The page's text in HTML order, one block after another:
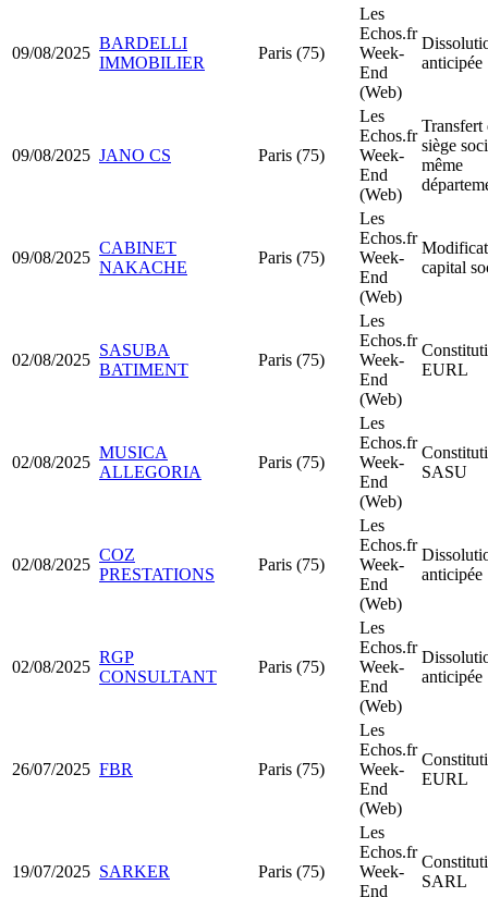
09/08/2025
BARDELLI
IMMOBILIER
Paris (75)
Les
Echos.fr
Week-
End
(Web)
anticipée
09/08/2025 JANO CS Paris (75)
Les
Echos.fr
Week-
End
(Web)
Transfert
siège
même
09/08/2025
CABINET
NAKACHE
Paris (75)
Les
Echos.fr
Week-
End
(Web)
capital
02/08/2025
SASUBA
BATIMENT
Paris (75)
Les
Echos.fr
Week-
End
(Web)
EURL
02/08/2025
MUSICA
ALLEGORIA
Paris (75)
Les
Echos.fr
Week-
End
(Web)
SASU
02/08/2025
COZ
PRESTATIONS
Paris (75)
Les
Echos.fr
Week-
End
(Web)
anticipée
02/08/2025
RGP
CONSULTANT
Paris (75)
Les
Echos.fr
Week-
End
(Web)
anticipée
26/07/2025 FBR Paris (75)
Les
Echos.fr
Week-
End
(Web)
EURL
19/07/2025 SARKER Paris (75)
Les
Echos.fr
Week-
End
SARL